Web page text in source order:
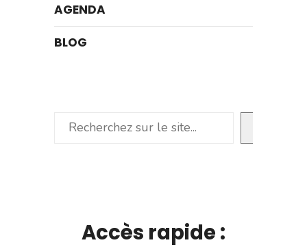
AGENDA
BLOG
Rechercher
Accès rapide :